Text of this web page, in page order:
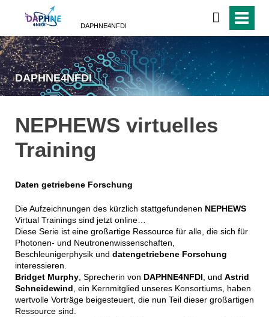
DAPHNE4NFDI
DAPHNE4NFDI
NEPHEWS virtuelles
Training
Daten getriebene Forschung
Die Aufzeichnungen des kürzlich stattgefundenen NEPHEWS
Virtual Trainings sind jetzt online…
Diese Serie ist eine großartige Ressource für alle, die sich für
Photonen- und Neutronenwissenschaften,
Beschleunigerphysik und datengetriebene Forschung
interessieren.
Bridget Murphy, Sprecherin von DAPHNE4NFDI, und Astrid
Schneidewind, ein Kernmitglied unseres Konsortiums, haben
wertvolle Vorträge beigesteuert, die nun Teil dieser großartigen
Ressource sind.